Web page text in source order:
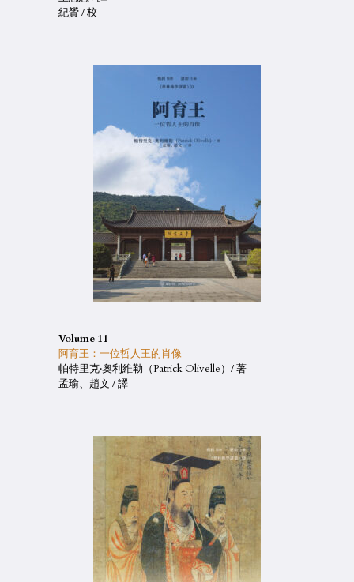
紀贇 / 校
Volume 11
阿育王：一位哲人王的肖像
帕特里克‧奧利維勒（Patrick Olivelle）/ 著
孟瑜、趙文 / 譯